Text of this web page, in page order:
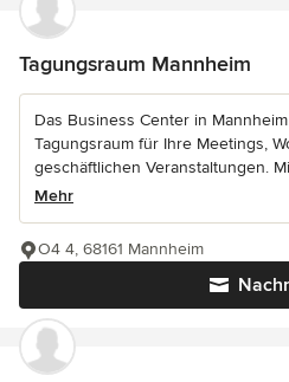
Tagungsraum Mannheim
Das Business Center in
Tagungsraum für Ihre Meetings,
geschäftlichen Veranstaltungen.
Mehr
O4 4, 68161 Mannheim